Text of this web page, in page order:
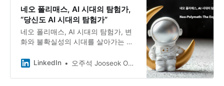
중심의 미래를 위해 새로운 리더, 네
오 폴리매스는 전통적인 천재형이 아
닌 앞으로 미래를 만들어 나갈 우리
자신이다.
네오 폴리매스, AI 시대의 탐험가,
“당신도 AI 시대의 탐험가”
네오 폴리매스, AI 시대의 탐험가, 변
화와 불확실성의 시대를 살아가는 다
로운 시대적 도전과 융합을 탐험하는
LinkedIn 오주석 Jooseok Oh, DBA, Ph.D.